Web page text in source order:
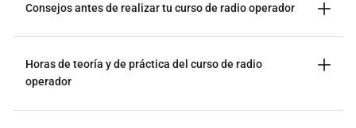
Consejos antes de realizar tu curso de radio operador
Horas de teoría y de práctica del curso de radio
operador